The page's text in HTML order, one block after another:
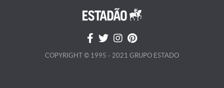
COPYRIGHT © 1995 - 2021 GRUPO ESTADO